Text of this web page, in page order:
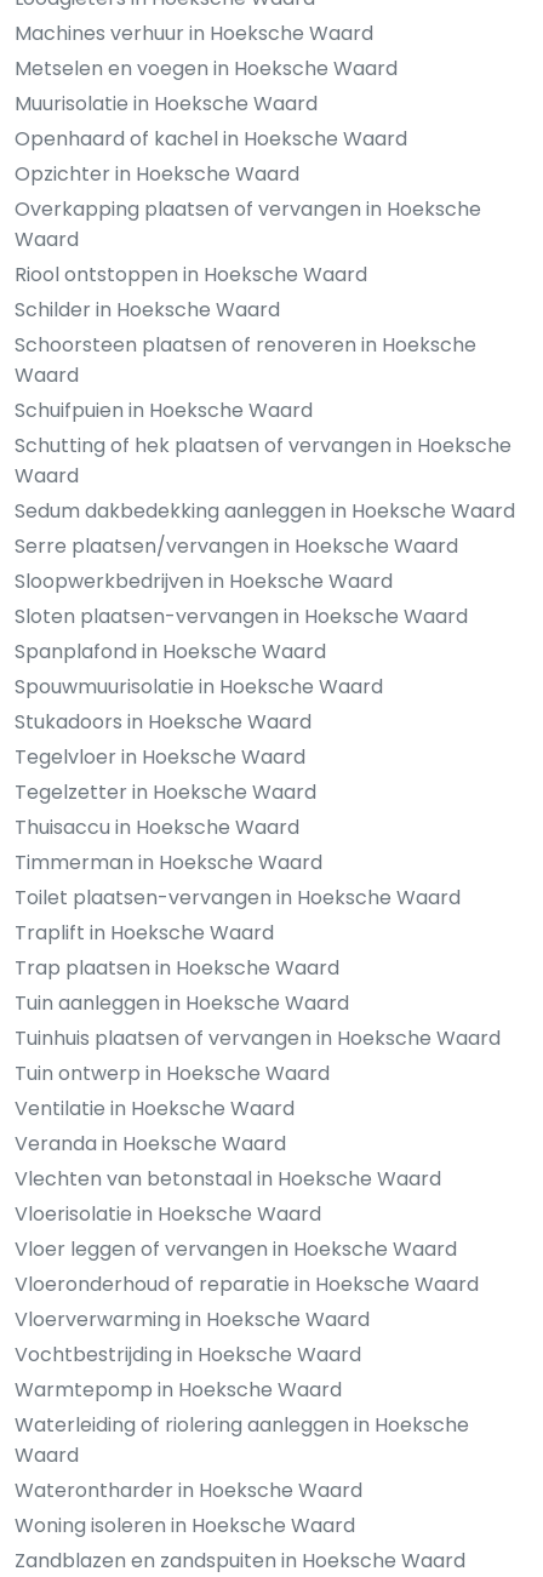
Machines verhuur in Hoeksche Waard
Metselen en voegen in Hoeksche Waard
Muurisolatie in Hoeksche Waard
Openhaard of kachel in Hoeksche Waard
Opzichter in Hoeksche Waard
Overkapping plaatsen of vervangen in Hoeksche
Waard
Riool ontstoppen in Hoeksche Waard
Schilder in Hoeksche Waard
Schoorsteen plaatsen of renoveren in Hoeksche
Waard
Schuifpuien in Hoeksche Waard
Schutting of hek plaatsen of vervangen in Hoeksche
Waard
Sedum dakbedekking aanleggen in Hoeksche Waard
Serre plaatsen/vervangen in Hoeksche Waard
Sloopwerkbedrijven in Hoeksche Waard
Sloten plaatsen-vervangen in Hoeksche Waard
Spanplafond in Hoeksche Waard
Spouwmuurisolatie in Hoeksche Waard
Stukadoors in Hoeksche Waard
Tegelvloer in Hoeksche Waard
Tegelzetter in Hoeksche Waard
Thuisaccu in Hoeksche Waard
Timmerman in Hoeksche Waard
Toilet plaatsen-vervangen in Hoeksche Waard
Traplift in Hoeksche Waard
Trap plaatsen in Hoeksche Waard
Tuin aanleggen in Hoeksche Waard
Tuinhuis plaatsen of vervangen in Hoeksche Waard
Tuin ontwerp in Hoeksche Waard
Ventilatie in Hoeksche Waard
Veranda in Hoeksche Waard
Vlechten van betonstaal in Hoeksche Waard
Vloerisolatie in Hoeksche Waard
Vloer leggen of vervangen in Hoeksche Waard
Vloeronderhoud of reparatie in Hoeksche Waard
Vloerverwarming in Hoeksche Waard
Vochtbestrijding in Hoeksche Waard
Warmtepomp in Hoeksche Waard
Waterleiding of riolering aanleggen in Hoeksche
Waard
Waterontharder in Hoeksche Waard
Woning isoleren in Hoeksche Waard
Zandblazen en zandspuiten in Hoeksche Waard